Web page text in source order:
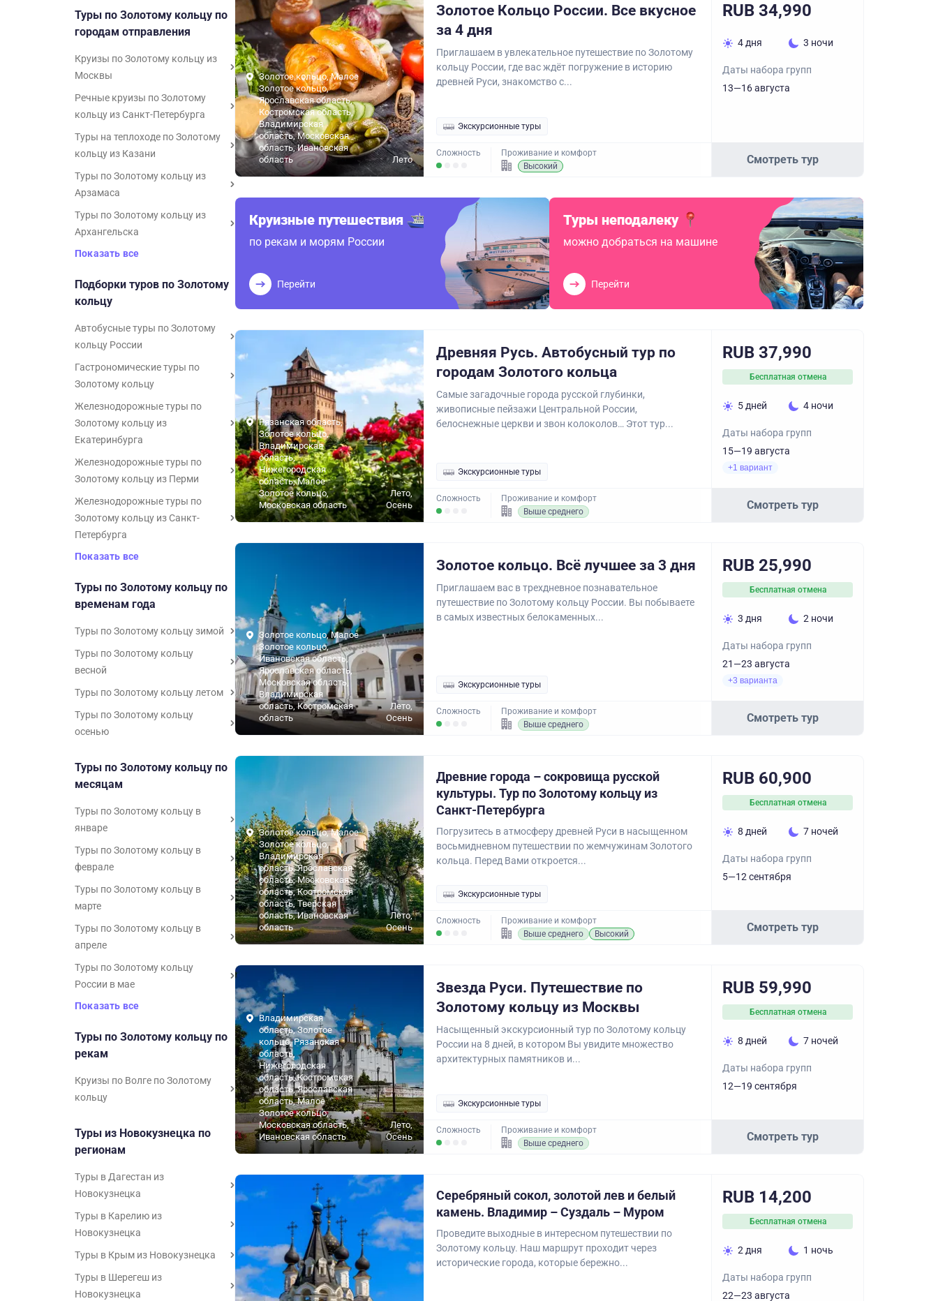
Туры по Золотому кольцу по
городам отправления
Круизы по Золотому кольцу из
Москвы
Речные круизы по Золотому
кольцу из Санкт-Петербурга
Туры на теплоходе по Золотому
кольцу из Казани
Туры по Золотому кольцу из
Арзамаса
Туры по Золотому кольцу из
Архангельска
Показать все
Подборки туров по Золотому
кольцу
Автобусные туры по Золотому
кольцу России
Гастрономические туры по
Золотому кольцу
Железнодорожные туры по
Золотому кольцу из
Екатеринбурга
Железнодорожные туры по
Золотому кольцу из Перми
Железнодорожные туры по
Золотому кольцу из Санкт-
Петербурга
Показать все
Туры по Золотому кольцу по
временам года
Туры по Золотому кольцу зимой
Туры по Золотому кольцу
весной
Туры по Золотому кольцу летом
Туры по Золотому кольцу
осенью
Туры по Золотому кольцу по
месяцам
Туры по Золотому кольцу в
январе
Туры по Золотому кольцу в
феврале
Туры по Золотому кольцу в
марте
Туры по Золотому кольцу в
апреле
Туры по Золотому кольцу
России в мае
Показать все
Туры по Золотому кольцу по
рекам
Круизы по Волге по Золотому
кольцу
Туры из Новокузнецка по
регионам
Туры в Дагестан из
Новокузнецка
Туры в Карелию из
Новокузнецка
Туры в Крым из Новокузнецка
Туры в Шерегеш из
Новокузнецка
Золотое кольцо, Малое
Золотое кольцо,
Ярославская область,
Костромская область,
Владимирская
область, Московская
область, Ивановская
область
Лето
Золотое Кольцо России. Все вкусное
за 4 дня
Приглашаем в увлекательное путешествие по Золотому
кольцу России, где вас ждёт погружение в историю
древней Руси, знакомство с...
Экскурсионные туры
Сложность
Проживание и комфорт
Высокий
RUB 34,990
4 дня 3 ночи
Даты набора групп
13—16 августа
Смотреть тур
Круизные путешествия
по рекам и морям России
Перейти
Туры неподалеку
можно добраться на машине
Перейти
Рязанская область,
Золотое кольцо,
Владимирская
область,
Нижегородская
область, Малое
Золотое кольцо,
Московская область
Лето,
Осень
Древняя Русь. Автобусный тур по
городам Золотого кольца
Самые загадочные города русской глубинки,
живописные пейзажи Центральной России,
белоснежные церкви и звон колоколов… Этот тур...
Экскурсионные туры
Сложность
Проживание и комфорт
Выше среднего
RUB 37,990
Бесплатная отмена
5 дней 4 ночи
Даты набора групп
15—19 августа
+1 вариант
Смотреть тур
Золотое кольцо, Малое
Золотое кольцо,
Ивановская область,
Ярославская область,
Московская область,
Владимирская
область, Костромская
область
Лето,
Осень
Золотое кольцо. Всё лучшее за 3 дня
Приглашаем вас в трехдневное познавательное
путешествие по Золотому кольцу России. Вы побываете
в самых известных белокаменных...
Экскурсионные туры
Сложность
Проживание и комфорт
Выше среднего
RUB 25,990
Бесплатная отмена
3 дня 2 ночи
Даты набора групп
21—23 августа
+3 варианта
Смотреть тур
Золотое кольцо, Малое
Золотое кольцо,
Владимирская
область, Ярославская
область, Московская
область, Костромская
область, Тверская
область, Ивановская
область
Лето,
Осень
Древние города – сокровища русской
культуры. Тур по Золотому кольцу из
Санкт-Петербурга
Погрузитесь в атмосферу древней Руси в насыщенном
восьмидневном путешествии по жемчужинам Золотого
кольца. Перед Вами откроется...
Экскурсионные туры
Сложность
Проживание и комфорт
Выше среднего
Высокий
RUB 60,900
Бесплатная отмена
8 дней 7 ночей
Даты набора групп
5—12 сентября
Смотреть тур
Владимирская
область, Золотое
кольцо, Рязанская
область,
Нижегородская
область, Костромская
область, Ярославская
область, Малое
Золотое кольцо,
Московская область,
Ивановская область
Лето,
Осень
Звезда Руси. Путешествие по
Золотому кольцу из Москвы
Насыщенный экскурсионный тур по Золотому кольцу
России на 8 дней, в котором Вы увидите множество
архитектурных памятников и...
Экскурсионные туры
Сложность
Проживание и комфорт
Выше среднего
RUB 59,990
Бесплатная отмена
8 дней 7 ночей
Даты набора групп
12—19 сентября
Смотреть тур
Серебряный сокол, золотой лев и белый
камень. Владимир – Суздаль – Муром
Проведите выходные в интересном путешествии по
Золотому кольцу. Наш маршрут проходит через
исторические города, которые бережно...
RUB 14,200
Бесплатная отмена
2 дня 1 ночь
Даты набора групп
22—23 августа